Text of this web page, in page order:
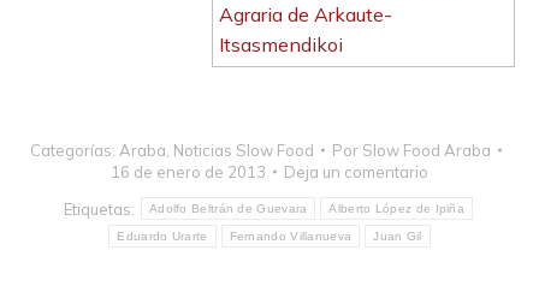
Categorías: Araba Noticias Slow Food Por Slow Food Araba
16 de enero de 2013
Deja un comentario
Etiquetas:
Adolfo Beltrán de Guevara Alberto López de Ipiña
Eduardo Urarte Fernando Villanueva Juan Gil